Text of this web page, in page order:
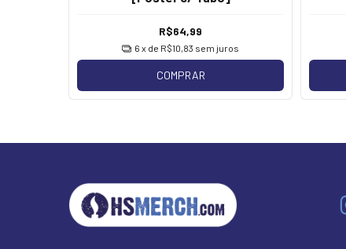
R$64,99
6 x de R$10,83 sem juros
COMPRAR